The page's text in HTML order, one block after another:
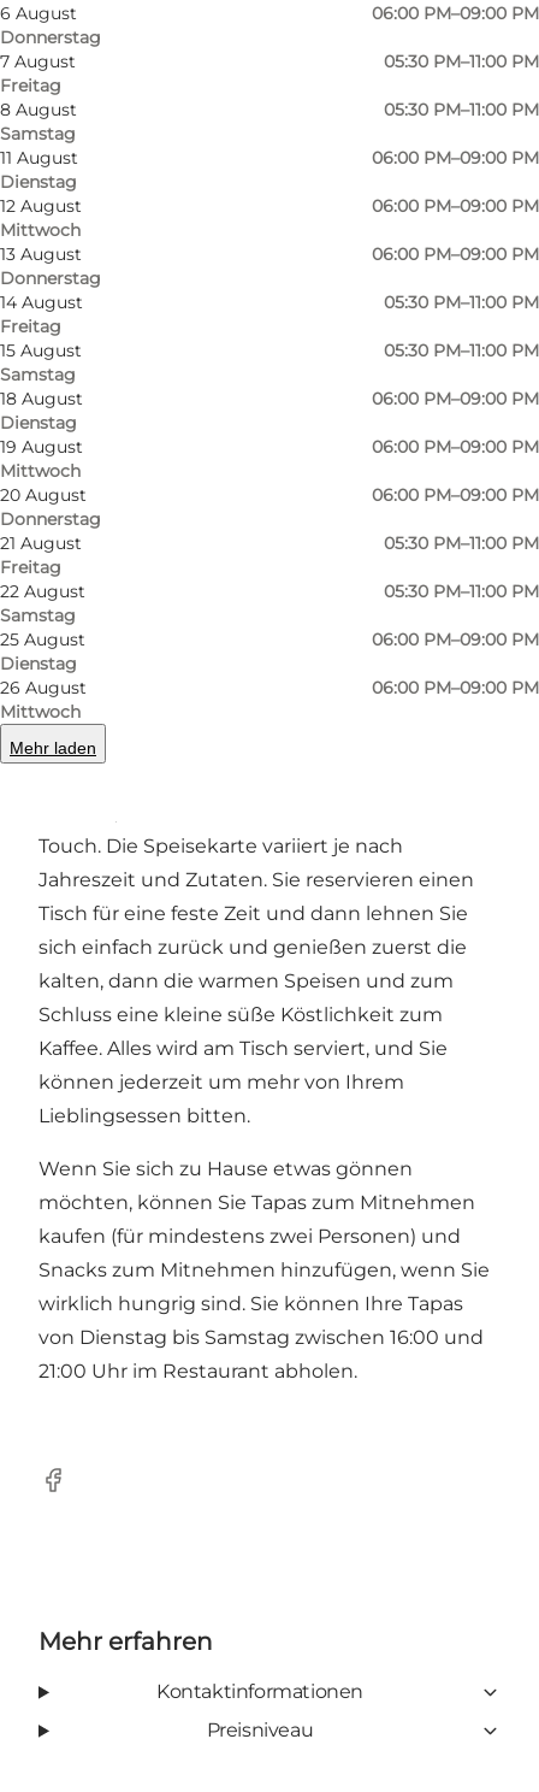
6 August
Donnerstag
06:00 PM–09:00 PM
7 August
Freitag
05:30 PM–11:00 PM
8 August
Samstag
05:30 PM–11:00 PM
11 August
Dienstag
06:00 PM–09:00 PM
12 August
Mittwoch
06:00 PM–09:00 PM
13 August
Donnerstag
06:00 PM–09:00 PM
14 August
Freitag
05:30 PM–11:00 PM
15 August
Samstag
05:30 PM–11:00 PM
18 August
Dienstag
06:00 PM–09:00 PM
19 August
Mittwoch
06:00 PM–09:00 PM
20 August
Donnerstag
06:00 PM–09:00 PM
21 August
Freitag
05:30 PM–11:00 PM
22 August
Samstag
05:30 PM–11:00 PM
25 August
Dienstag
06:00 PM–09:00 PM
26 August
Mittwoch
06:00 PM–09:00 PM
Mehr laden
Foto: #bartapasodense
In der Bar Tapas in der Kongensgade
bekommen Sie kleine, köstliche warme und
Touch. Die Speisekarte variiert je nach
Jahreszeit und Zutaten. Sie reservieren einen
Tisch für eine feste Zeit und dann lehnen Sie
sich einfach zurück und genießen zuerst die
kalten, dann die warmen Speisen und zum
Schluss eine kleine süße Köstlichkeit zum
Kaffee. Alles wird am Tisch serviert, und Sie
können jederzeit um mehr von Ihrem
Lieblingsessen bitten.
Wenn Sie sich zu Hause etwas gönnen
möchten, können Sie Tapas zum Mitnehmen
kaufen (für mindestens zwei Personen) und
Snacks zum Mitnehmen hinzufügen, wenn Sie
wirklich hungrig sind. Sie können Ihre Tapas
von Dienstag bis Samstag zwischen 16:00 und
21:00 Uhr im Restaurant abholen.
Facebook
Mehr erfahren
Kontaktinformationen
Preisniveau